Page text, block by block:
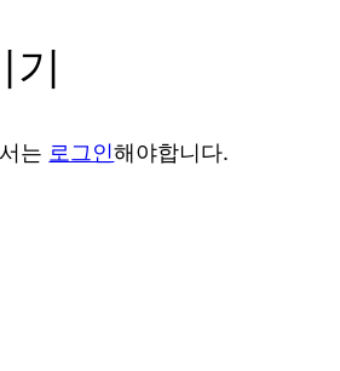
기
는 로그인해야합니다.